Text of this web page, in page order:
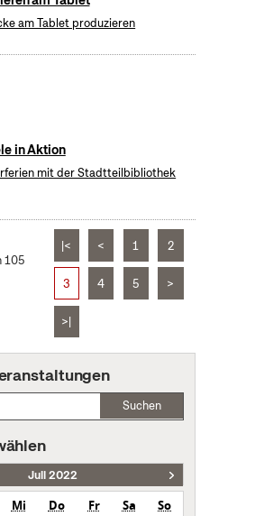
am Tablet produzieren
in Aktion
mit der Stadtteilbibliothek
105
|< < 1 2
3 4 5 >
>|
Suchen
Juli 2022
Mi Do Fr Sa
So